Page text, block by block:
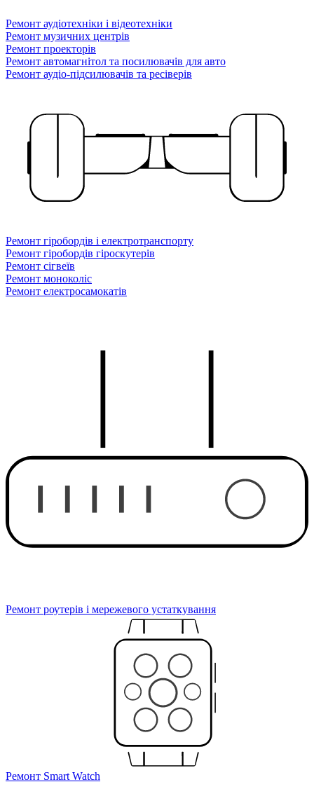
Ремонт аудіотехніки і відеотехніки
Ремонт музичних центрів
Ремонт проекторів
Ремонт автомагнітол та посилювачів для авто
Ремонт аудіо-підсилювачів та ресіверів
Ремонт гіробордів і електротранспорту
Ремонт гіробордів гіроскутерів
Ремонт сігвеїв
Ремонт моноколіс
Ремонт електросамокатів
Ремонт роутерів і мережевого устаткування
Ремонт Smart Watch